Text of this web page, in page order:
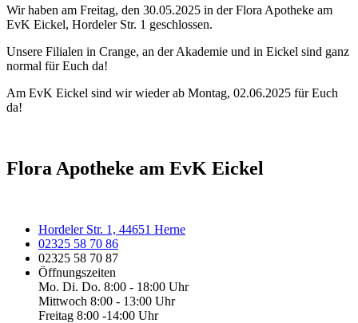
Wir haben am Freitag, den 30.05.2025 in der Flora Apotheke am
EvK Eickel, Hordeler Str. 1 geschlossen.
Unsere Filialen in Crange, an der Akademie und in Eickel sind ganz
normal für Euch da!
Am EvK Eickel sind wir wieder ab Montag, 02.06.2025 für Euch
da!
Flora Apotheke am EvK Eickel
Hordeler Str. 1, 44651 Herne
02325 58 70 86
02325 58 70 87
Öffnungszeiten
Mo. Di. Do. 8:00 - 18:00 Uhr
Mittwoch 8:00 - 13:00 Uhr
Freitag 8:00 -14:00 Uhr